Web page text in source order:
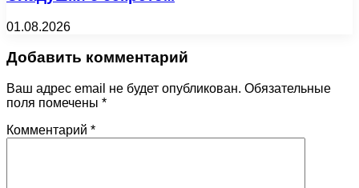
01.08.2026
Добавить комментарий
Ваш адрес email не будет опубликован. Обязательные
поля помечены *
Комментарий *